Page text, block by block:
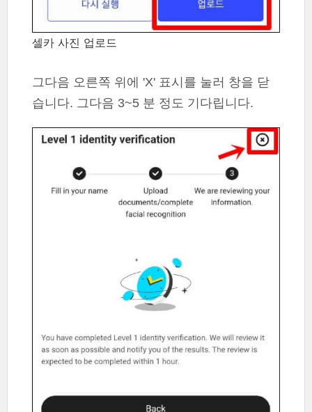
셀카 사진 업로드
그다음 오른쪽 위에 'X' 표시를 눌러 창을 닫
습니다. 그다음 3~5 분 정도 기다립니다.